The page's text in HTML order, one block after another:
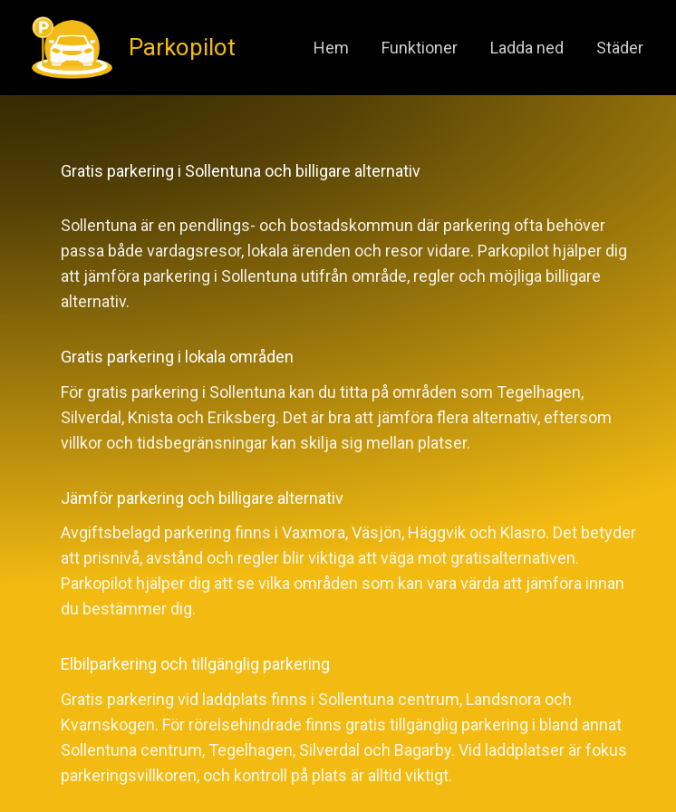
Hoppa
innehåll
Parkopilot Hem Funktioner Ladda ned Städer
Gratis parkering i Sollentuna och billigare alternativ
Sollentuna är en pendlings- och bostadskommun där parkering ofta behöver
passa både vardagsresor, lokala ärenden och resor vidare. Parkopilot hjälper dig
att jämföra parkering i Sollentuna utifrån område, regler och möjliga billigare
alternativ.
Gratis parkering i lokala områden
För gratis parkering i Sollentuna kan du titta på områden som Tegelhagen,
Silverdal, Knista och Eriksberg. Det är bra att jämföra flera alternativ, eftersom
villkor och tidsbegränsningar kan skilja sig mellan platser.
Jämför parkering och billigare alternativ
Avgiftsbelagd parkering finns i Vaxmora, Väsjön, Häggvik och Klasro. Det betyder
att prisnivå, avstånd och regler blir viktiga att väga mot gratisalternativen.
Parkopilot hjälper dig att se vilka områden som kan vara värda att jämföra innan
du bestämmer dig.
Elbilparkering och tillgänglig parkering
Gratis parkering vid laddplats finns i Sollentuna centrum, Landsnora och
Kvarnskogen. För rörelsehindrade finns gratis tillgänglig parkering i bland annat
Sollentuna centrum, Tegelhagen, Silverdal och Bagarby. Vid laddplatser är fokus
parkeringsvillkoren, och kontroll på plats är alltid viktigt.